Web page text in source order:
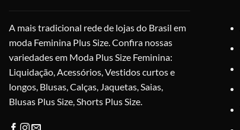
do
produto
A mais tradicional rede de lojas do Brasil em
moda Feminina Plus Size. Confira nossas
variedades em Moda Plus Size Feminina:
Liquidação, Acessórios, Vestidos curtos e
longos, Blusas, Calças, Jaquetas, Saias,
Blusas Plus Size, Shorts Plus Size.